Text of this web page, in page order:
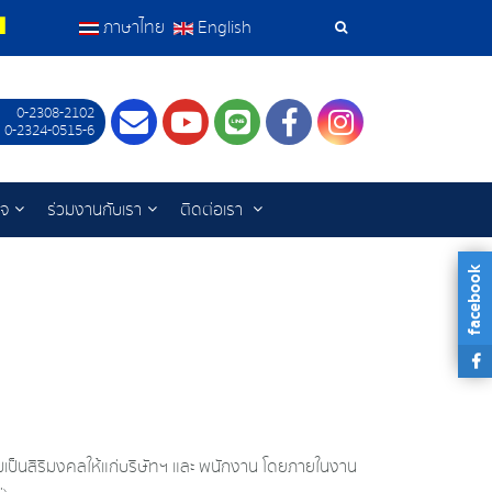
เครื่อง
ค้นหา
ภาษาไทย English
0-2308-2102
0-2324-0515-6
ContactYoutube
LINEFacebookInstagram
ร่วมงานกับเรา ติดต่อเรา
นสิริมงคลให้แก่บริษัทฯ และ พนักงาน โดยภายในงาน
facebook